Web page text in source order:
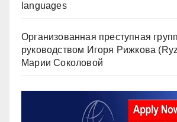
languages
Организованная преступная
руководством Игоря Рижкова
Марии Соколовой